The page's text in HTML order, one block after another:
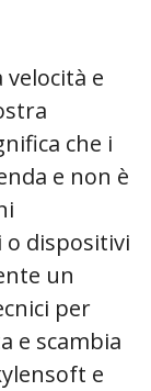
e
che i
e non è
dispositivi
un
per
e scambia
e